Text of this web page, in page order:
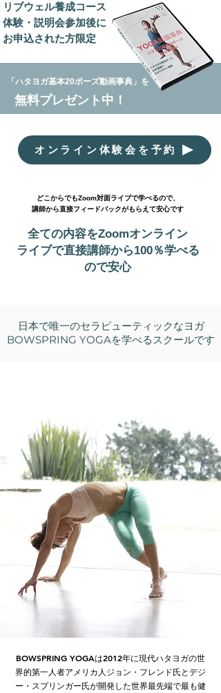
リブウェル養成コース
体験・説明会参加後に
お申込された方限定
「ハタヨガ基本20ポーズ動画事典」を
無料プレゼント中！
オンライン体験会を予約
どこからでもZoom対面ライブで学べるので、
講師から直接フィードバックがもらえて安心です
全ての内容をZoomオンライン
ライブで直接講師から100％学べる
ので安心
日本で唯一のセラピューティックなヨガ
BOWSPRING YOGAを学べるスクールです
BOWSPRING YOGAは2012年に現代ハタヨガの世
界的第一人者アメリカ人ジョン・フレンド氏とデジ
ー・スプリンガー氏が開発した世界最先端で最も健